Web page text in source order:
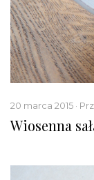
20 marca 2015 ·
Wiosenna